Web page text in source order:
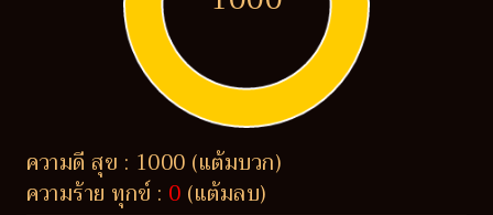
ความดี สุข : 1000 (แต้มบวก)
ความร้าย ทุกข์ : 0 (แต้มลบ)